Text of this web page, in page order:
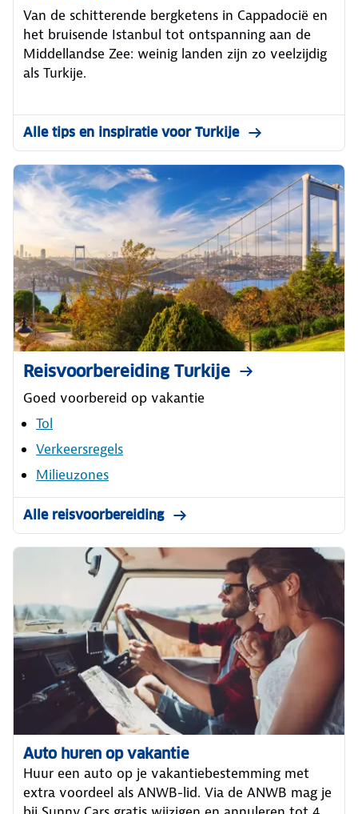
Van de schitterende bergketens in Cappadocië en
het bruisende Istanbul tot ontspanning aan de
Middellandse Zee: weinig landen zijn zo veelzijdig
als Turkije.
Alle tips en inspiratie voor Turkije
Reisvoorbereiding Turkije
Goed voorbereid op vakantie
Tol
Verkeersregels
Milieuzones
Alle reisvoorbereiding
Auto huren op vakantie
Huur een auto op je vakantiebestemming met
extra voordeel als ANWB-lid. Via de ANWB mag je